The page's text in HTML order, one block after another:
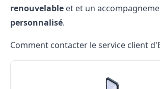
renouvelable et et un
personnalisé.
Comment contacter le service client